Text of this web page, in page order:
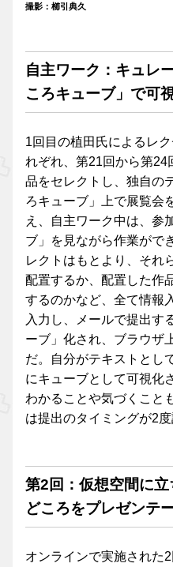
撮影：櫛引典久
自主ワーク：キュレ
ころキューブ」で可
1回目の植田氏によるレ
れぞれ、第21回から第24
品をセレクトし、独自の
ろキューブ」上で展覧会
え、自主ワーク中は、参
ブ」を見ながら作業がで
レクトはもとより、それ
配置するか、配置した作
するのかなど、全て情報
入力し、メールで提出す
ーブ」化され、ブラウザ
だ。自分がテキストとし
にキューブとして可視化
わかることや気づくこと
は提出のタイミングが2度
第2回：仮想空間に
どころをプレゼンテ
オンラインで実施された